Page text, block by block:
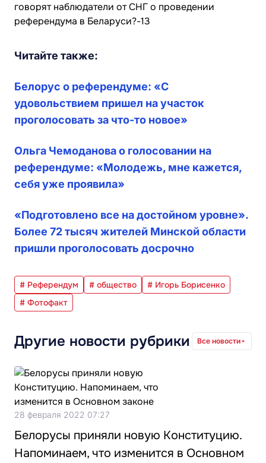
Читайте также:
Белорус о референдуме: «С
удовольствием пришел на участок
проголосовать за что-то новое»
Ольга Чемоданова о голосовании на
референдуме: «Молодежь, мне кажется,
себя уже проявила»
«Подготовлено все на достойном уровне».
Более 72 тысяч жителей Минской области
пришли проголосовать досрочно
# Референдум # общество
# Игорь Борисенко
# Фотофакт
Другие новости рубрики Все новости
28 февраля 2022 07:27
Белорусы приняли новую Конституцию.
Напоминаем, что изменится в Основном